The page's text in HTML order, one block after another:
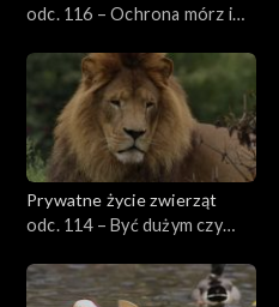
odc. 116 – Ochrona mórz i
Prywatne życie zwierząt
odc. 114 – Być dużym czy